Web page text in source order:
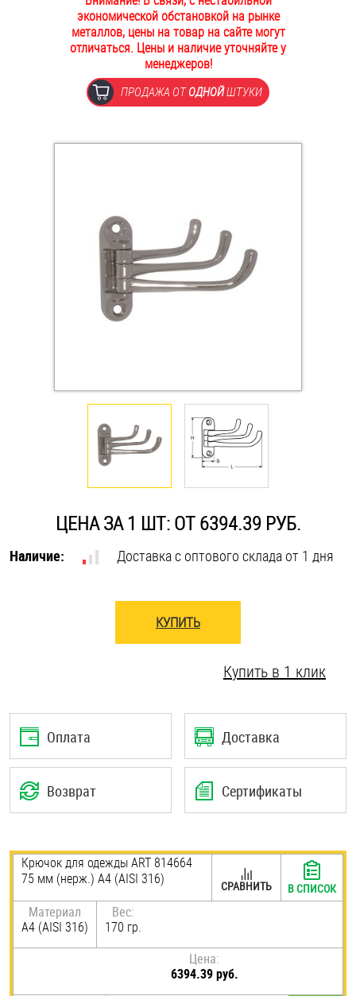
ОПЛАТА И ДОСТАВКА
НАШИ МАГАЗИНЫ
Втулки
Дюймовый крепёж
Инструмент
Крюки, кольца с метрической резьбой
Оснастка и аксессуары для яхт
Саморезы и шурупы
Стопорные кольца
Шплинты
Штифты и пальцы
экономической обстановкой на рынке
металлов, цены на товар на сайте могут
отличаться. Цены и наличие уточняйте у
менеджеров!
ПРОДАЖА ОТОДНОЙШТУКИ
ЦЕНА ЗА 1 ШТ: ОТ 6394.39 РУБ.
Наличие: Доставка с оптового склада от 1 дня
КУПИТЬ
Купить в 1 клик
Оплата Доставка
Возврат Сертификаты
Крючок для одежды ART 814664
75 мм (нерж.) A4 (AISI 316)
Материал
A4 (AISI 316)
Вес:
170 гр.
Цена:
6394.39 руб.
СРАВНИТЬ В СПИСОК